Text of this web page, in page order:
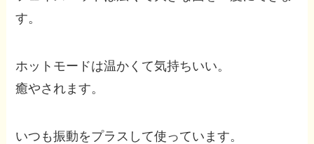
す。
ホットモードは温かくて気持ちいい。
癒やされます。
いつも振動をプラスして使っています。